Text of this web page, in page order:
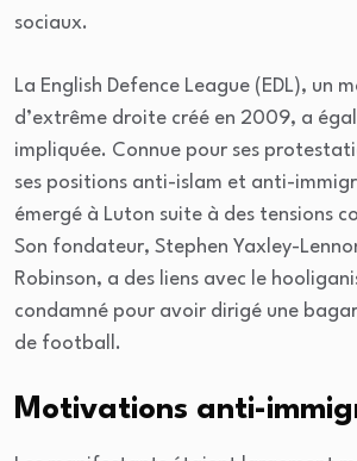
sociaux.
La English Defence League (EDL), un
d’extrême droite créé en 2009, a
impliquée. Connue pour ses
ses positions anti-islam et anti-
émergé à Luton suite à des tensions
Son fondateur, Stephen Yaxley-
Robinson, a des liens avec le
condamné pour avoir dirigé une
de football.
Motivations anti-